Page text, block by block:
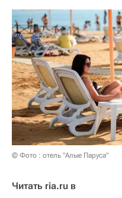
© Фото : отель "Алые Паруса"
Читать ria.ru в